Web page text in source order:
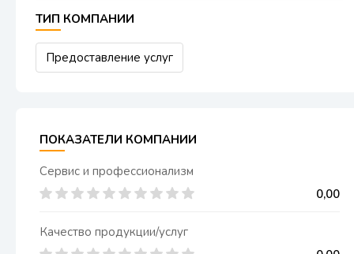
ТИП КОМПАНИИ
Предоставление услуг
ПОКАЗАТЕЛИ КОМПАНИИ
Сервис и профессионализм
0,00
Качество продукции/услуг